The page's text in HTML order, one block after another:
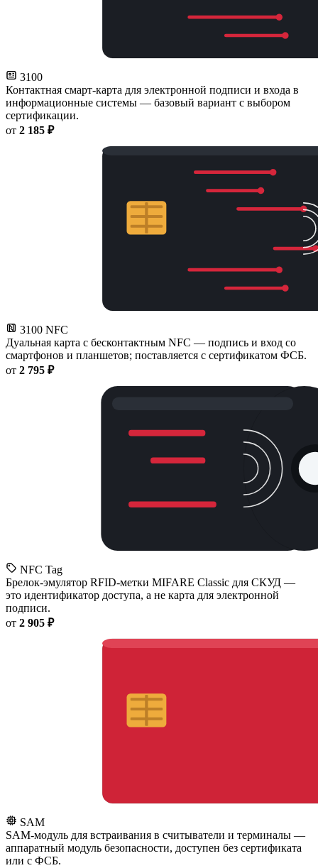
3100
Контактная смарт-карта для электронной подписи и входа в
информационные системы — базовый вариант с выбором
сертификации.
от 2 185 ₽
3100 NFC
Дуальная карта с бесконтактным NFC — подпись и вход со
смартфонов и планшетов; поставляется с сертификатом ФСБ.
от 2 795 ₽
NFC Tag
Брелок-эмулятор RFID-метки MIFARE Classic для СКУД —
это идентификатор доступа, а не карта для электронной
подписи.
от 2 905 ₽
SAM
SAM-модуль для встраивания в считыватели и терминалы —
аппаратный модуль безопасности, доступен без сертификата
или с ФСБ.